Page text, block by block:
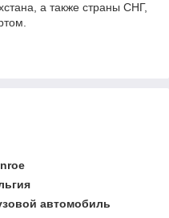
а также страны СНГ,
автомобиль